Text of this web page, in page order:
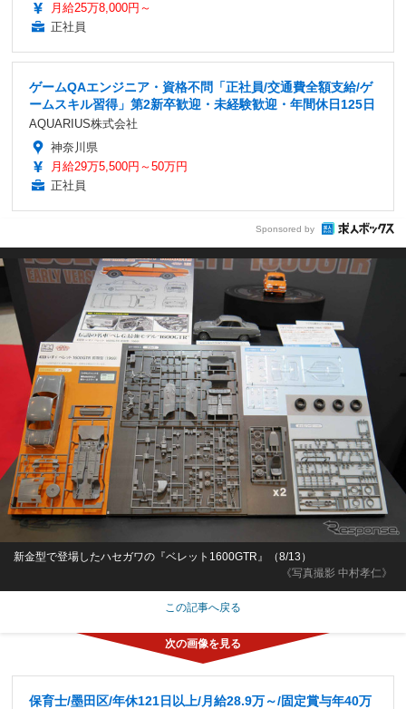
月給25万8,000円～
正社員
ゲームQAエンジニア・資格不問「正社員/交通費全額支給/ゲ
ームスキル習得」第2新卒歓迎・未経験歓迎・年間休日125日
AQUARIUS株式会社
神奈川県
月給29万5,500円～50万円
正社員
Sponsored by
《写真撮影 中村孝仁》
新金型で登場したハセガワの『ベレット1600GTR』（8/13）
この記事へ戻る
保育士/墨田区/年休121日以上/月給28.9万～/固定賞与年40万